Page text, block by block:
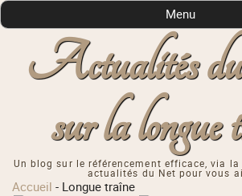
Actualités
sur la longue
Un blog sur le référencement efficace, via
actualités du Net pour vous
Menu
Accueil - Longue traîne